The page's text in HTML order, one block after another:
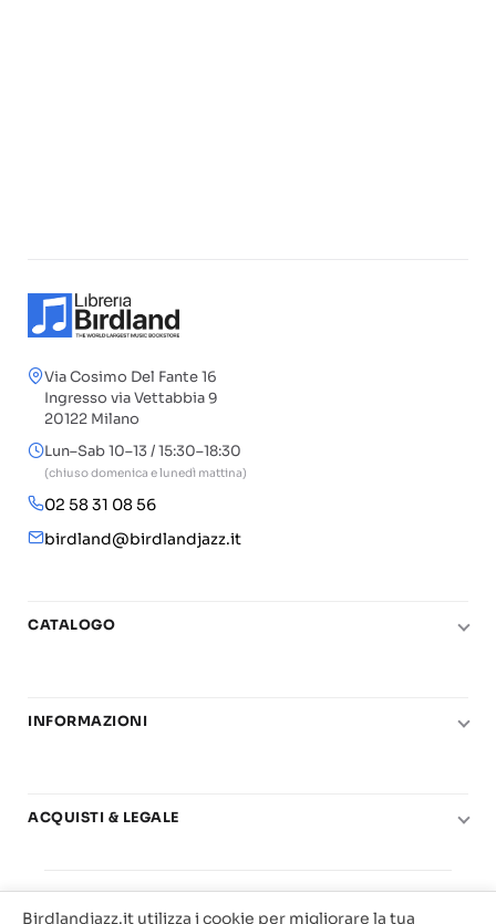
Via Cosimo Del Fante 16
Ingresso via Vettabbia 9
20122 Milano
Lun–Sab 10–13 / 15:30–18:30
(chiuso domenica e lunedì mattina)
02 58 31 08 56
birdland@birdlandjazz.it
CATALOGO
Chitarra
Basi play-along
Offerte
INFORMAZIONI
Carta del Docente
ACQUISTI & LEGALE
Birdlandjazz.it utilizza i cookie per migliorare la tua